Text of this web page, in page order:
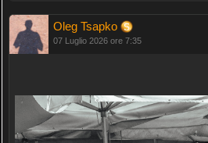
Oleg Tsapko
07 Luglio 2026 ore 7:35